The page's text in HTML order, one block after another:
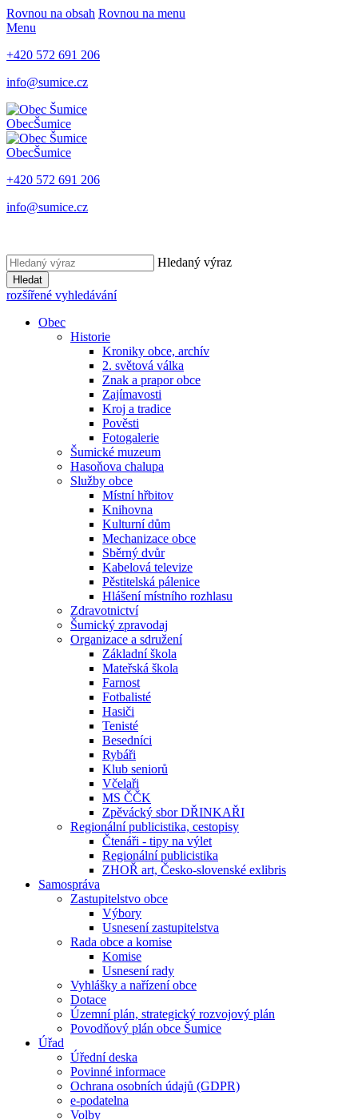
Rovnou na obsah Rovnou na menu
Menu
+420 572 691 206
info@sumice.cz
ObecŠumice
ObecŠumice
+420 572 691 206
info@sumice.cz
Hledaný výraz
Hledat
rozšířené vyhledávání
Obec
Historie
Kroniky obce, archív
2. světová válka
Znak a prapor obce
Zajímavosti
Kroj a tradice
Pověsti
Fotogalerie
Šumické muzeum
Hasoňova chalupa
Služby obce
Místní hřbitov
Knihovna
Kulturní dům
Mechanizace obce
Sběrný dvůr
Kabelová televize
Pěstitelská pálenice
Hlášení místního rozhlasu
Zdravotnictví
Šumický zpravodaj
Organizace a sdružení
Základní škola
Mateřská škola
Farnost
Fotbalisté
Hasiči
Tenisté
Besedníci
Rybáři
Klub seniorů
Včelaři
MS ČČK
Zpěvácký sbor DŘINKAŘI
Regionální publicistika, cestopisy
Čtenáři - tipy na výlet
Regionální publicistika
ZHOŘ art, Česko-slovenské exlibris
Samospráva
Zastupitelstvo obce
Výbory
Usnesení zastupitelstva
Rada obce a komise
Komise
Usnesení rady
Vyhlášky a nařízení obce
Dotace
Územní plán, strategický rozvojový plán
Povodňový plán obce Šumice
Úřad
Úřední deska
Povinné informace
Ochrana osobních údajů (GDPR)
e-podatelna
Volby